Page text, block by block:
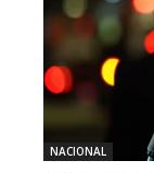
NACIONAL